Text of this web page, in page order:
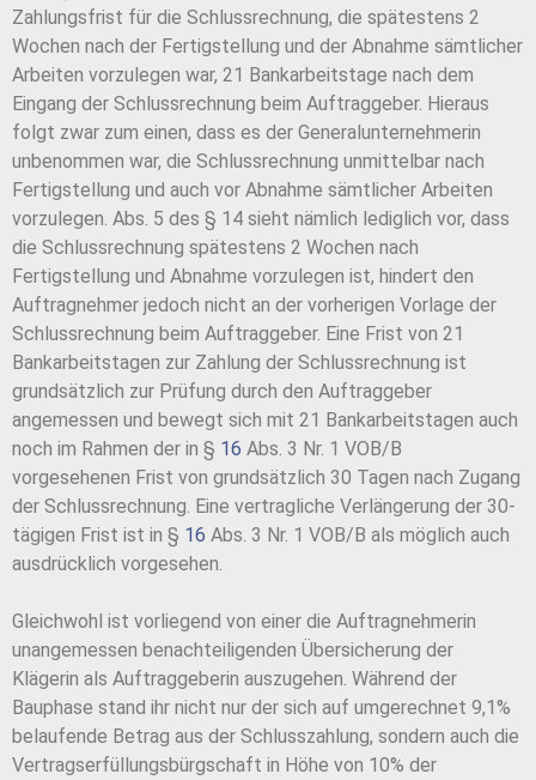
Zahlungsfrist für die Schlussrechnung, die spätestens 2
Wochen nach der Fertigstellung und der Abnahme sämtlicher
Arbeiten vorzulegen war, 21 Bankarbeitstage nach dem
Eingang der Schlussrechnung beim Auftraggeber. Hieraus
folgt zwar zum einen, dass es der Generalunternehmerin
unbenommen war, die Schlussrechnung unmittelbar nach
Fertigstellung und auch vor Abnahme sämtlicher Arbeiten
vorzulegen. Abs. 5 des § 14 sieht nämlich lediglich vor, dass
die Schlussrechnung spätestens 2 Wochen nach
Fertigstellung und Abnahme vorzulegen ist, hindert den
Auftragnehmer jedoch nicht an der vorherigen Vorlage der
Schlussrechnung beim Auftraggeber. Eine Frist von 21
Bankarbeitstagen zur Zahlung der Schlussrechnung ist
grundsätzlich zur Prüfung durch den Auftraggeber
angemessen und bewegt sich mit 21 Bankarbeitstagen auch
noch im Rahmen der in § 16 Abs. 3 Nr. 1 VOB/B
vorgesehenen Frist von grundsätzlich 30 Tagen nach Zugang
der Schlussrechnung. Eine vertragliche Verlängerung der 30-
tägigen Frist ist in § 16 Abs. 3 Nr. 1 VOB/B als möglich auch
ausdrücklich vorgesehen.
Gleichwohl ist vorliegend von einer die Auftragnehmerin
unangemessen benachteiligenden Übersicherung der
Klägerin als Auftraggeberin auszugehen. Während der
Bauphase stand ihr nicht nur der sich auf umgerechnet 9,1%
belaufende Betrag aus der Schlusszahlung, sondern auch die
Vertragserfüllungsbürgschaft in Höhe von 10% der